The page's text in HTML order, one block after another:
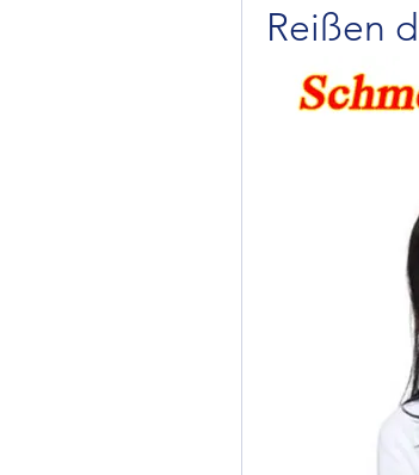
Reißen